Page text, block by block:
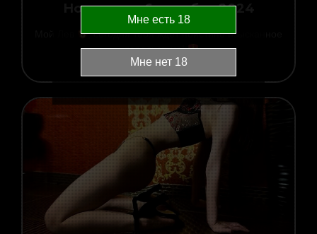
Новости за 6 декабря 2024
06.12.202400:03
, сегодня тебя ждет поистине изысканное
удовольствие!
Читать новость »